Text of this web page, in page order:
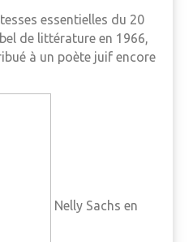
essentielles du 20
de littérature en 1966,
à un poète juif encore
Nelly Sachs en